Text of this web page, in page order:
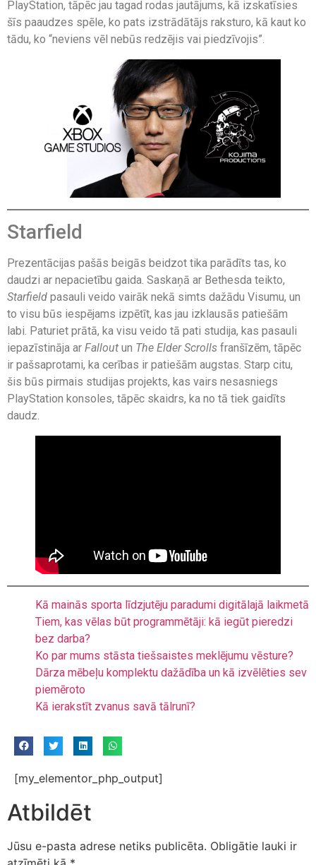
PlayStation, tāpēc jau tagad rodas jautājums, kā izskatīsies
šīs paaudzes spēle, ko pats izstrādātājs raksturo, kā kaut ko
tādu, ko “neviens vēl nebūs redzējis vai piedzīvojis”.
Starfield
Prezentācijas pašās beigās beidzot tika parādīts tas, ko
daudzi ar nepacietību gaida. Saskaņā ar Bethesda teikto,
Starfield pasauli veido vairāk nekā simts dažādu Visumu, un
to visu būs iespējams izpētīt, kas jau izklausās patiešām
labi. Paturiet prātā, ka visu veido tā pati studija, kas pasauli
iepazīstināja ar Fallout un The Elder Scrolls franšīzēm, tāpēc
ir pašsaprotami, ka cerības ir patiešām augstas. Starp citu,
šis būs pirmais studijas projekts, kas vairs nesasniegs
PlayStation konsoles, tāpēc skaidrs, ka no tā tiek gaidīts
daudz.
Kā mainās sporta līdzjutēju paradumi digitālajā laikmetā
Tiem, kas vēlas būt programmētāji: kā iegūt pieredzi
bez darba?
Ko par mums stāsta tiešsaistes meklējumu vēsture?
Dārza mēbeļu komplektu dažādība un kā izvēlēties sev
piemēroto
Kā ierakstīt zvanus savā tālrunī?
[my_elementor_php_output]
Atbildēt
Jūsu e-pasta adrese netiks publicēta. Obligātie lauki ir